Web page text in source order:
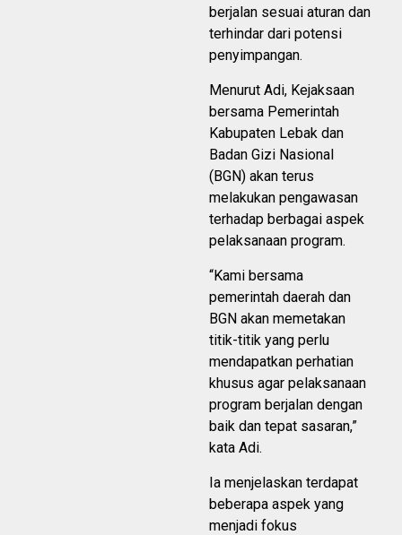
berjalan sesuai aturan dan
terhindar dari potensi
penyimpangan.
Menurut Adi, Kejaksaan
bersama Pemerintah
Kabupaten Lebak dan
Badan Gizi Nasional
(BGN) akan terus
melakukan pengawasan
terhadap berbagai aspek
pelaksanaan program.
“Kami bersama
pemerintah daerah dan
BGN akan memetakan
titik-titik yang perlu
mendapatkan perhatian
khusus agar pelaksanaan
program berjalan dengan
baik dan tepat sasaran,”
kata Adi.
Ia menjelaskan terdapat
beberapa aspek yang
menjadi fokus